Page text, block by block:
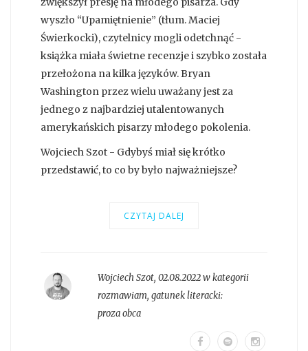
wyszło “Upamiętnienie” (tłum. Maciej
Świerkocki), czytelnicy mogli odetchnąć -
książka miała świetne recenzje i szybko została
przełożona na kilka języków. Bryan
Washington przez wielu uważany jest za
jednego z najbardziej utalentowanych
amerykańskich pisarzy młodego pokolenia.
Wojciech Szot - Gdybyś miał się krótko
przedstawić, to co by było najważniejsze?
CZYTAJ DALEJ
Wojciech Szot, 02.08.2022 w kategorii
rozmawiam, gatunek literacki:
proza obca